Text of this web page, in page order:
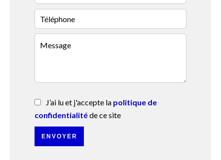
J’ai lu et j'accepte la politique de
confidentialitéde ce site
ENVOYER